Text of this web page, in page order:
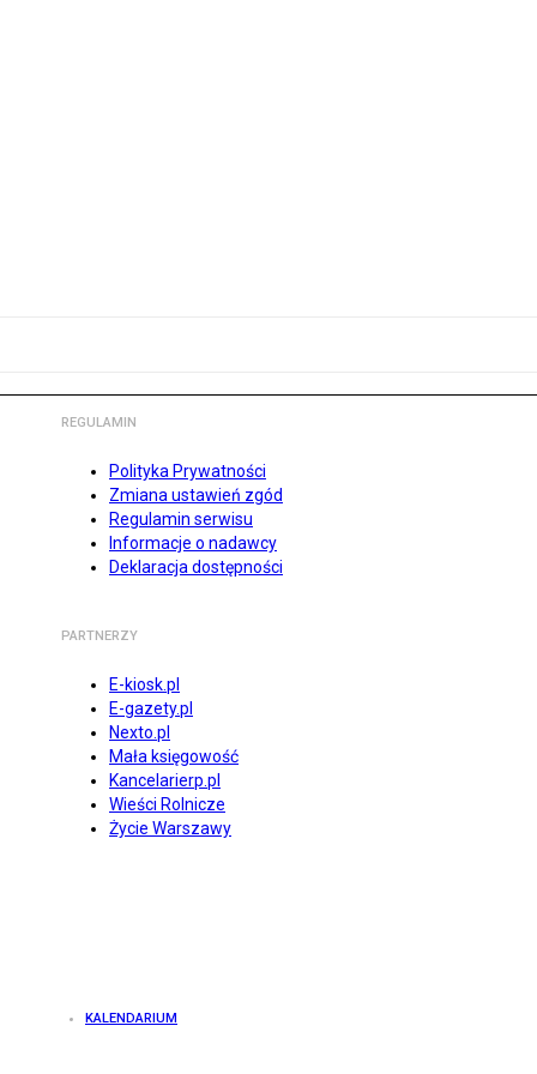
REGULAMIN
Polityka Prywatności
Zmiana ustawień zgód
Regulamin serwisu
Informacje o nadawcy
Deklaracja dostępności
PARTNERZY
E-kiosk.pl
E-gazety.pl
Nexto.pl
Mała księgowość
Kancelarierp.pl
Wieści Rolnicze
Życie Warszawy
KALENDARIUM